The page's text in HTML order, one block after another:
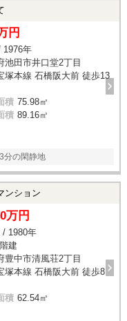
円
1976年
池田市井口堂2丁目
塚本線 石橋阪大前 徒歩13
積 75.98㎡
積 89.16㎡
分の閑静地
ンション
万円
/ 1980年
建
豊中市清風荘2丁目
塚本線 石橋阪大前 徒歩8
積 62.54㎡